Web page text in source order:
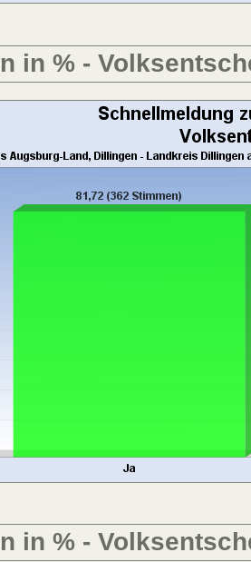
in % -
in % -